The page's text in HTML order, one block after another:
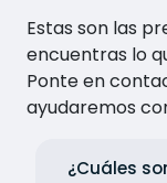
Estas son las
encuentras lo
Ponte en
ayudaremos
¿Cuáles